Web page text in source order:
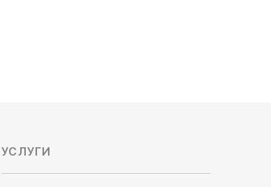
УСЛУГИ